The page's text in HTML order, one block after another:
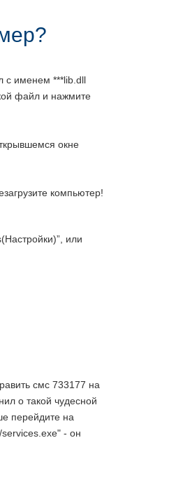
с именем ***lib.dll
файл и нажмите
окне
компьютер!
или
смс 733177 на
о такой чудесной
перейдите на
- он